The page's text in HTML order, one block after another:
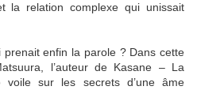
la relation complexe qui unissait
enfin la parole ? Dans cette
l’auteur de Kasane – La
sur les secrets d’une âme